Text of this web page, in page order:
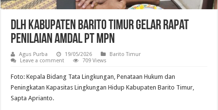
DLH Kabupaten Barito Timur Gelar Rapat
Penilaian AMDAL PT MPN
Agus Purba 19/05/2026
Barito Timur
Leave a comment
709 Views
Foto: Kepala Bidang Tata Lingkungan, Penataan Hukum dan
Peningkatan Kapasitas Lingkungan Hidup Kabupaten Barito Timur,
Sapta Aprianto.